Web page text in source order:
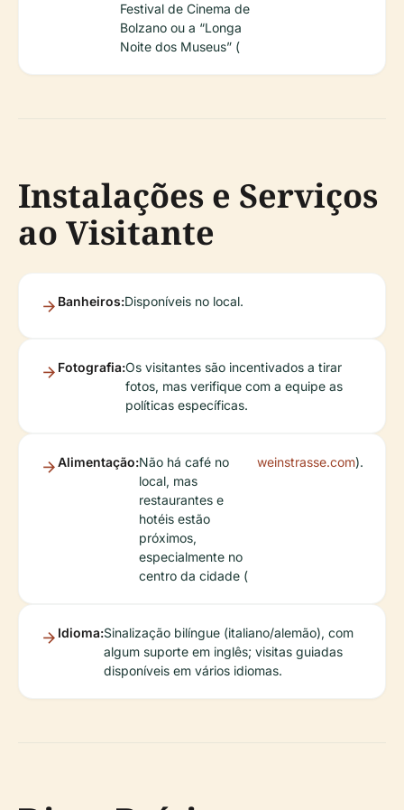
Festival de Cinema de
Bolzano ou a “Longa
Noite dos Museus” (
Instalações e Serviços
ao Visitante
Banheiros:Disponíveis no local.
Fotografia:Os visitantes são incentivados a tirar
fotos, mas verifique com a equipe as
políticas específicas.
Alimentação:Não há café no
local, mas
restaurantes e
hotéis estão
próximos,
especialmente no
centro da cidade (
weinstrasse.com).
Idioma:Sinalização bilíngue (italiano/alemão), com
algum suporte em inglês; visitas guiadas
disponíveis em vários idiomas.